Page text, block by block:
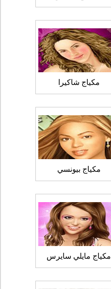
مكياج شاكيرا
مكياج بيونسي
مكياج مايلي سايرس